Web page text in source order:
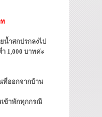
ท
น้ำสกปรกลงไป
1,000 บาทค่ะ
ที่ออกจากบ้าน
เข้าพักทุกกรณี